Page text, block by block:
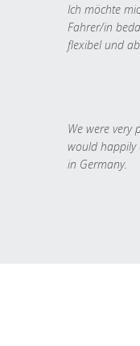
Ich möchte
Fahrer/in
flexibel und
We were very
would happily
in Germany.